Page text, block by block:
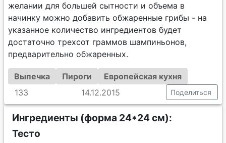
желании для большей сытности и объема в
начинку можно добавить обжаренные грибы - на
указанное количество ингредиентов будет
достаточно трехсот граммов шампиньонов,
предварительно обжаренных.
Выпечка Пироги
Европейская кухня
133
14.12.2015 Поделиться
Ингредиенты (форма 24*24 см):
Тесто